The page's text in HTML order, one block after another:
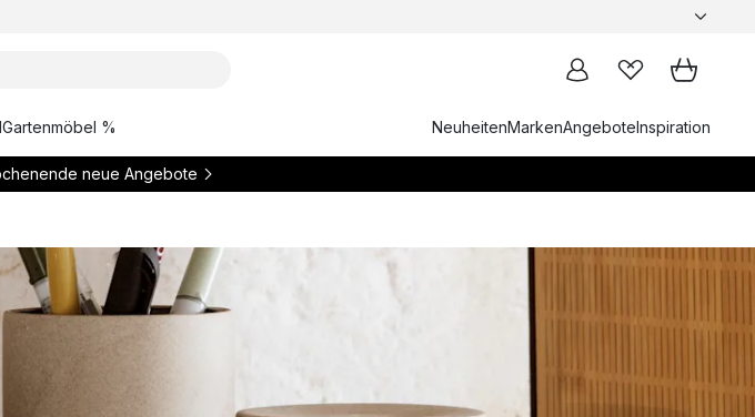
Gartenmöbel % NeuheitenMarkenAngeboteInspiration
neue Angebote